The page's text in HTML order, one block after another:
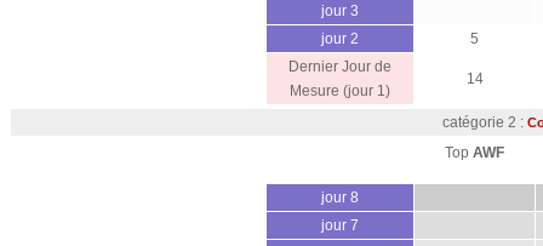
jour 3
jour 2
5
Dernier Jour de
Mesure (jour 1)
14
catégorie 2 :
Top AWF
jour 8
jour 7